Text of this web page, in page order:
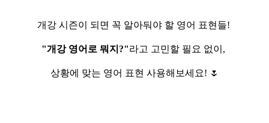
개강 시즌이 되면 꼭 알아둬야 할 영어 표현들!
"개강 영어로 뭐지?"라고 고민할 필요 없이,
상황에 맞는 영어 표현 사용해보세요! 🌷